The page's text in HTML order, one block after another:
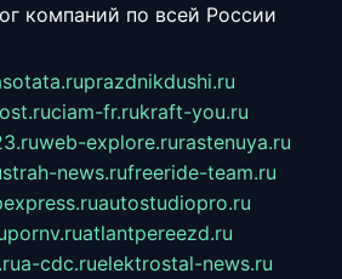
компаний по всей России
prazdnikdushi.ru
ciam-fr.rukraft-you.ru
web-explore.rurastenuya.ru
strah-news.rufreeride-team.ru
autostudiopro.ru
pornv.ruatlantpereezd.ru
a-cdc.ruelektrostal-news.ru